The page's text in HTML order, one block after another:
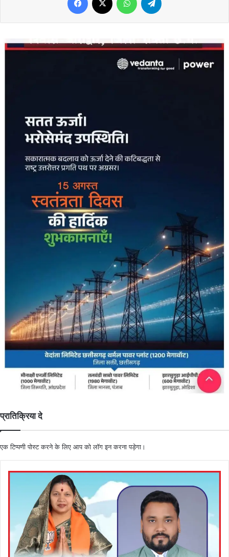
प्रातिक्रिया दे
एक टिप्पणी पोस्ट करने के लिए आप कोलॉग इनकरना पड़ेगा।